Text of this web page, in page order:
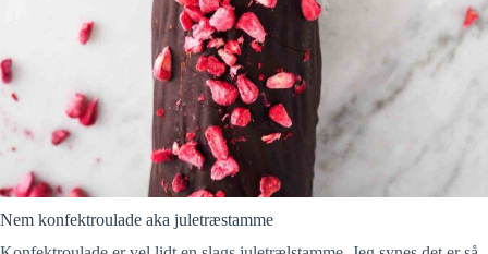
Nem konfektroulade aka juletræstamme